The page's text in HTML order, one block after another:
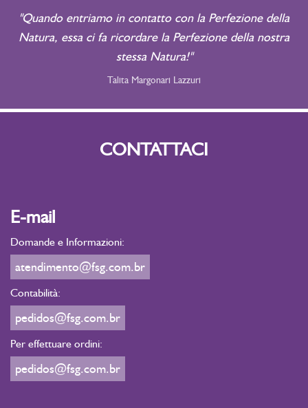
"Quando entriamo in contatto con la Perfezione della
Natura, essa ci fa ricordare la Perfezione della nostra
stessa Natura!"
Talita Margonari Lazzuri
CONTATTACI
E-mail
Domande e Informazioni:
atendimento@fsg.com.br
Contabilità:
pedidos@fsg.com.br
Per effettuare ordini:
pedidos@fsg.com.br